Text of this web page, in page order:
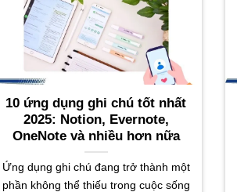
10 ứng dụng ghi chú tốt nhất
2025: Notion, Evernote,
OneNote và nhiều hơn nữa
Ứng dụng ghi chú đang trở thành một
phần không thể thiếu trong cuộc sống